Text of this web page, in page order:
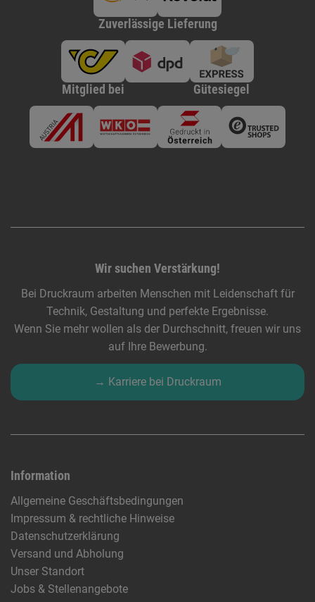
Zuverlässige Lieferung
Mitglied bei Gütesiegel
Wir suchen Verstärkung!
Bei Druckraum arbeiten Menschen mit Leidenschaft für
Technik, Gestaltung und perfekte Ergebnisse.
Wenn Sie mehr wollen als der Durchschnitt, freuen wir uns
auf Ihre Bewerbung.
→ Karriere bei Druckraum
Information
Allgemeine Geschäftsbedingungen
Impressum & rechtliche Hinweise
Datenschutzerklärung
Versand und Abholung
Unser Standort
Jobs & Stellenangebote